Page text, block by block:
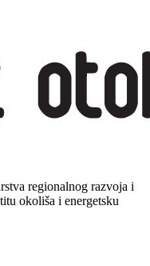
regionalnog razvoja i
okoliša i energetsku